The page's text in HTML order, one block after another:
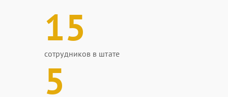
15
сотрудников в штате
5